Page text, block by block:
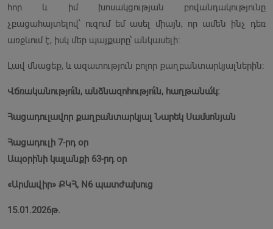
հոր և իմ խոսակցության բովանդակությունը
չբացահայտելով՝ ուզում եմ ասել միայն, որ ամեն ինչ դեռ
առջևում է, իսկ մեր պայքարը՝ անկասելի։
Լավ մնացեք, և ազատություն բոլոր քաղբանտարկյալներին։
Վճռականությո՛ւն, անձնազոհությո՛ւն, հաղթանա՛կ։
Հացադուլավոր քաղբանտարկյալ Նարեկ Սամսոնյան
Հացադուլի 7-րդ օր
Ապօրինի կալանքի 63-րդ օր
«Արմավիր» ՔԿՀ, N6 պատժախուց
15.01.2026թ.